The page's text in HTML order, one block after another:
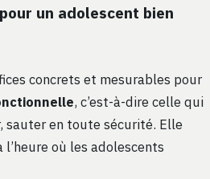
un adolescent bien
concrets et mesurables pour
, c’est-à-dire celle qui
sauter en toute sécurité. Elle
où les adolescents